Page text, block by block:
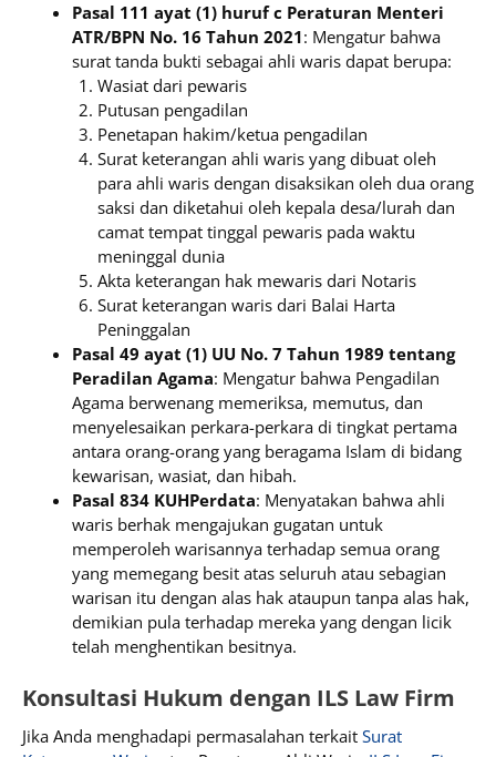
Pasal 111 ayat (1) huruf c Peraturan Menteri
ATR/BPN No. 16 Tahun 2021: Mengatur bahwa
surat tanda bukti sebagai ahli waris dapat berupa:
Wasiat dari pewaris
Putusan pengadilan
Penetapan hakim/ketua pengadilan
Surat keterangan ahli waris yang dibuat oleh
para ahli waris dengan disaksikan oleh dua orang
saksi dan diketahui oleh kepala desa/lurah dan
camat tempat tinggal pewaris pada waktu
meninggal dunia
Akta keterangan hak mewaris dari Notaris
Surat keterangan waris dari Balai Harta
Peninggalan
Pasal 49 ayat (1) UU No. 7 Tahun 1989 tentang
Peradilan Agama: Mengatur bahwa Pengadilan
Agama berwenang memeriksa, memutus, dan
menyelesaikan perkara-perkara di tingkat pertama
antara orang-orang yang beragama Islam di bidang
kewarisan, wasiat, dan hibah.
Pasal 834 KUHPerdata: Menyatakan bahwa ahli
waris berhak mengajukan gugatan untuk
memperoleh warisannya terhadap semua orang
yang memegang besit atas seluruh atau sebagian
warisan itu dengan alas hak ataupun tanpa alas hak,
demikian pula terhadap mereka yang dengan licik
telah menghentikan besitnya.
Konsultasi Hukum dengan ILS Law Firm
Jika Anda menghadapi permasalahan terkait Surat